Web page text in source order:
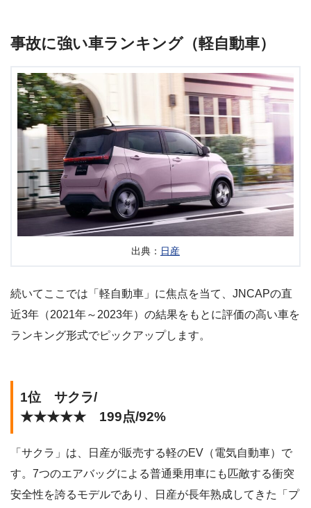
事故に強い車ランキング（軽自動車）
出典： 日産
続いてここでは「軽自動車」に焦点を当て、JNCAPの直
近3年（2021年～2023年）の結果をもとに評価の高い車を
ランキング形式でピックアップします。
1位 サクラ/
★★★★★ 199点/92%
「サクラ」は、日産が販売する軽のEV（電気自動車）で
す。7つのエアバッグによる普通乗用車にも匹敵する衝突
安全性を誇るモデルであり、日産が長年熟成してきた「プ